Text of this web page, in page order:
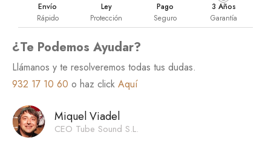
Envío
Rápido
Ley
Protección
Pago
Seguro
3 Años
Garantía
¿Te Podemos Ayudar?
Llámanos y te resolveremos todas tus dudas.
932 17 10 60 o haz click Aquí
Miquel Viadel
CEO Tube Sound S.L.